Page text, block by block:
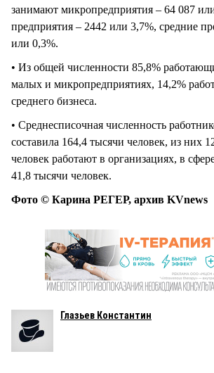
занимают микропредприятия – 64 087
предприятия – 2442 или 3,7%, средние
или 0,3%.
• Из общей численности 85,8%
малых и микропредприятиях, 14,2%
среднего бизнеса.
• Среднесписочная численность
составила 164,4 тысячи человек, из них
человек работают в организациях, в
41,8 тысячи человек.
Фото © Карина РЕГЕР, архив KVnews
Глазьев Константин